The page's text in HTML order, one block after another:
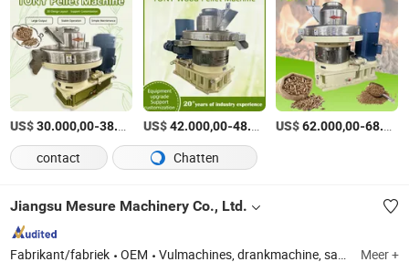
US$30.000,00-38.000,00 /Set
US$42.000,00-48.000,00 /set
US$62.000,00-68.000,00
contact Chatten
Jiangsu Mesure Machinery Co., Ltd.
Fabrikant/fabriek OEM Vulmachines, drankmachine, sapwater/ frisdrank bottellijn, waterbehandelingssysteem, spuitgietmachine Meer +